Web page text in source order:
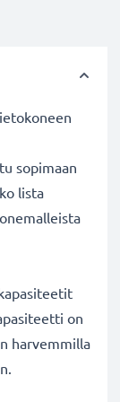
sopimaan
lista
on
harvemmilla